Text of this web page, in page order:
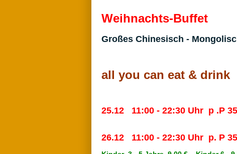
Weihnachts-Buffet
Großes Chinesisch -
all you can eat & drink
25.12 11:00 - 22:30 Uhr p .P
26.12 11:00 - 22:30 Uhr p. P